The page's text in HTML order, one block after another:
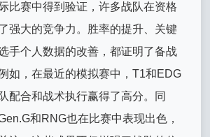
比赛中得到验证，许多战队在资格
强大的竞争力。胜率的提升、关键
手个人数据的改善，都证明了备战
如，在最近的模拟赛中，T1和EDG
配合和战术执行赢得了高分。同
和RNG也在比赛中表现出色，